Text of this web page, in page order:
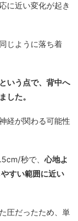
に近い変化が起き
じように落ち着
いう点で、背中へ
した。
経が関わる可能性
秒で、心地よ
すい範囲に近い
圧だったため、単